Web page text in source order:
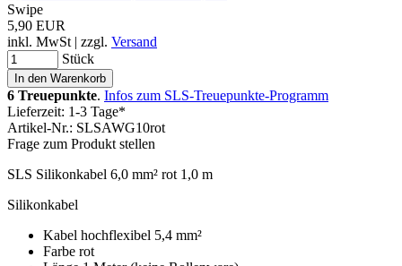
Swipe
5,90 EUR
inkl. MwSt | zzgl. Versand
Stück
6 Treuepunkte. Infos zum SLS-Treuepunkte-Programm
Lieferzeit: 1-3 Tage*
Artikel-Nr.: SLSAWG10rot
Frage zum Produkt stellen
SLS Silikonkabel 6,0 mm² rot 1,0 m
Silikonkabel
Kabel hochflexibel 5,4 mm²
Farbe rot